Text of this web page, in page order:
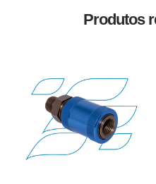
Produtos